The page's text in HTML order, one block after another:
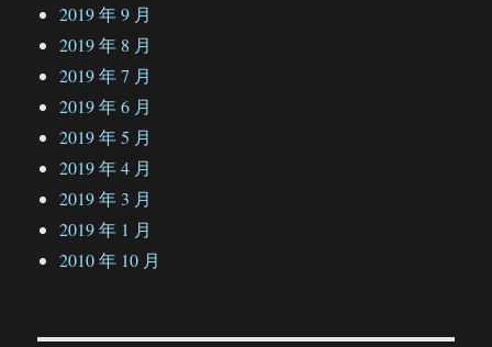
2019 年 9 月
2019 年 8 月
2019 年 7 月
2019 年 6 月
2019 年 5 月
2019 年 4 月
2019 年 3 月
2019 年 1 月
2010 年 10 月